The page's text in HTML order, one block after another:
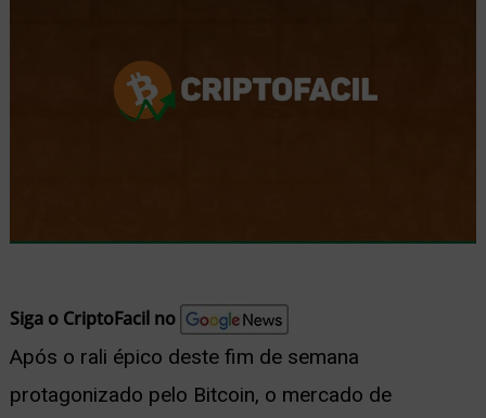
Siga o CriptoFacil no
Após o rali épico deste fim de semana
protagonizado pelo Bitcoin, o mercado de